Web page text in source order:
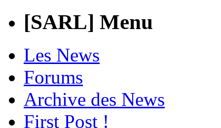
[SARL] Menu
Les News
Forums
Archive des News
First Post !